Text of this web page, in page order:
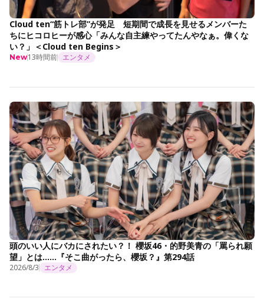
Cloud ten“筋トレ部”が発足 短期間で成長を見せるメンバーた
ちにヒコロヒーが感心「みんな自主練やってたんやなぁ。偉くな
い？」＜Cloud ten Begins＞
New13時間前 エンタメ
頭のいい人にバカにされたい？！ 櫻坂46・的野美青の「罵られ願
望」とは……『そこ曲がったら、櫻坂？』第294話
2026/8/3 エンタメ